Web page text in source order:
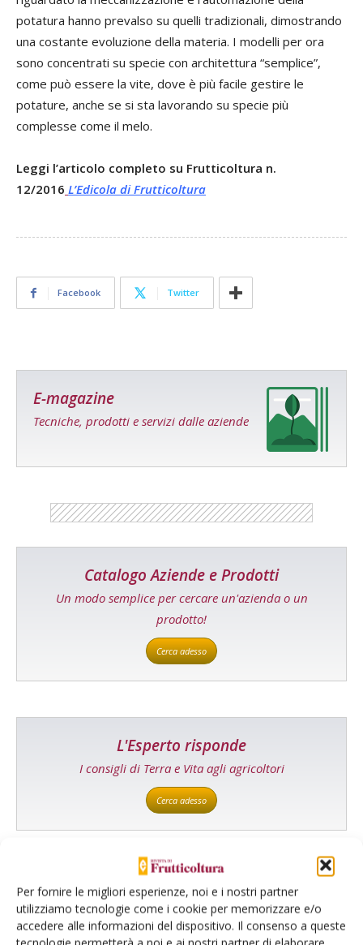
Per fornire le migliori esperienze, noi e i nostri partner
utilizziamo tecnologie come i cookie per memorizzare e/o
accedere alle informazioni del dispositivo. Il consenso a queste
potatura hanno prevalso su quelli tradizionali, dimostrando
una costante evoluzione della materia. I modelli per ora
sono concentrati su specie con architettura “semplice”,
come può essere la vite, dove è più facile gestire le
potature, anche se si sta lavorando su specie più
complesse come il melo.
Leggi l’articolo completo su Frutticoltura n.
12/2016 L’Edicola di Frutticoltura
Facebook Twitter
E-magazine
Tecniche, prodotti e servizi dalle aziende
Catalogo Aziende e Prodotti
Un modo semplice per cercare un'azienda o un
prodotto!
Cerca adesso
L'Esperto risponde
I consigli di Terra e Vita agli agricoltori
Cerca adesso